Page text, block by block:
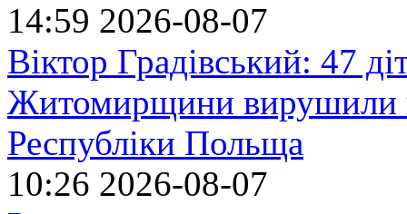
14:59 2026-08-07
Віктор Градівський: 47
Житомирщини вирушили
Республіки Польща
10:26 2026-08-07